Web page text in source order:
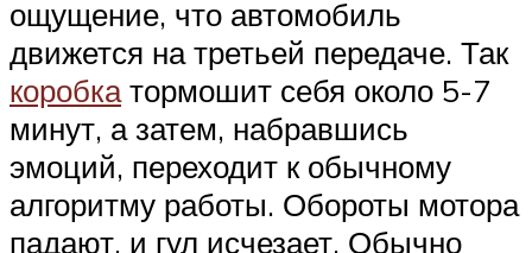
ощущение, что автомобиль
движется на третьей передаче. Так
коробкатормошит себя около 5-7
минут, а затем, набравшись
эмоций, переходит к обычному
алгоритму работы. Обороты мотора
падают, и гул исчезает. Обычно